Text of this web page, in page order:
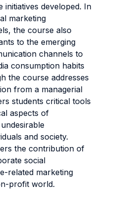
developed. In
marketing
the course also
to the emerging
channels to
consumption habits
the course addresses
from a managerial
students critical tools
aspects of
and society.
the contribution of
social
related marketing
profit world.